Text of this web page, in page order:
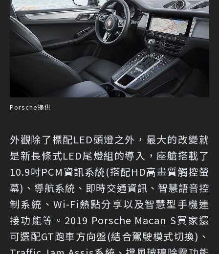
Porsche提供
外觀除了標配LED頭燈之外，最大的改變就
是新長條式LED尾燈組的導入，座艙搭載了
10.9吋PCM資訊系統(搭配HD高畫質觸控螢
幕)、導航系統、即時交通資訊、智慧語音控
制系統、Wi-Fi熱點分享以及智慧型手機連
接功能等。2019 Porsche Macan S買家還
可選配GT跑車方向盤(結合駕駛模式切換)、